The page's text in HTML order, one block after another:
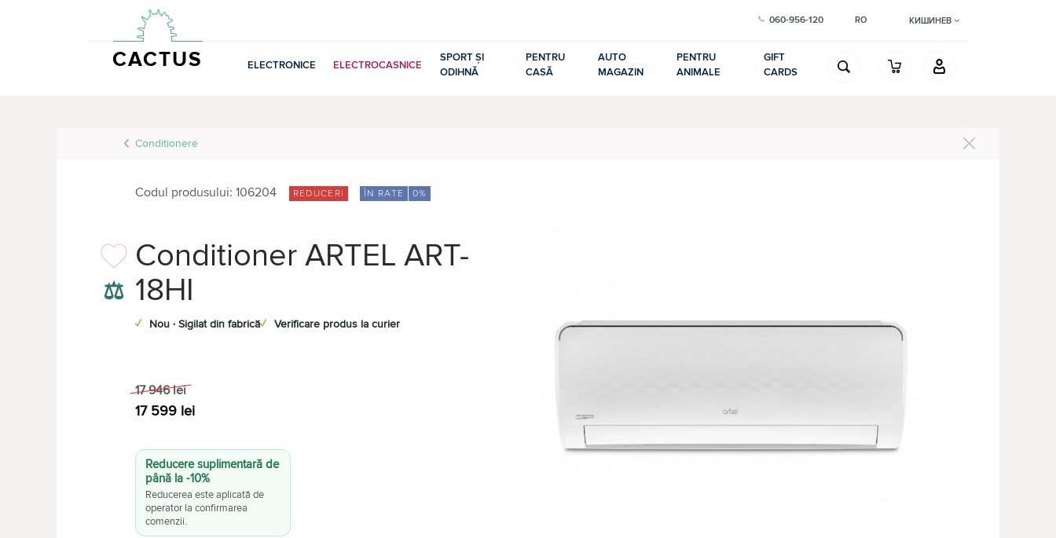
CACTUS
060-956-120 RO КИШИНЕВ
ELECTRONICE ELECTROCASNICE
SPORT ȘI
ODIHNĂ
PENTRU
CASĂ
AUTO
MAGAZIN
PENTRU
ANIMALE
GIFT
CARDS
Conditionere
Codul produsului: 106204 REDUCERI ÎN RATE 0%
⚖
Conditioner ARTEL ART-
18HI
✓ Nou · Sigilat din fabrică✓ Verificare produs la curier
17 946 lei
17 599 lei
Reducere suplimentară de
până la -10%
Reducerea este aplicată de
operator la confirmarea
comenzii.